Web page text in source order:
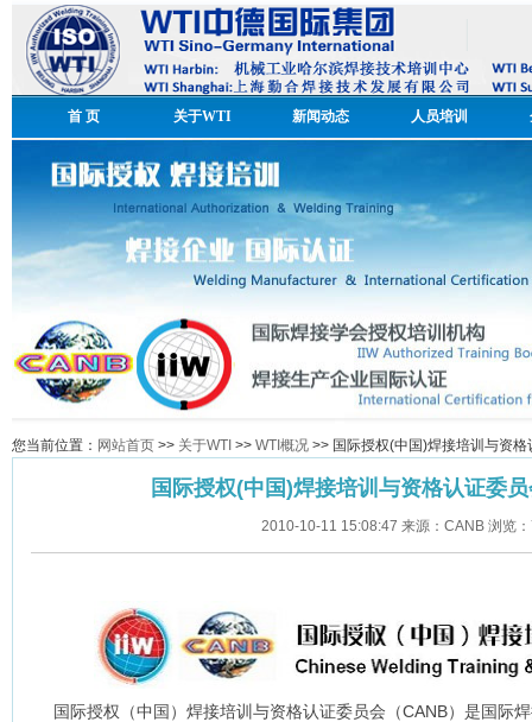
首 页 关于WTI 新闻动态 人员培训
您当前位置： 网站首页 >> 关于WTI >> WTI概况 >> 国际授权(中国)焊接培训与资
国际授权(中国)焊接培训与资格认证委
2010-10-11 15:08:47 来源：CANB 浏览：
国际授权（中国）焊接培训与资格认证委员会（CANB）是国际